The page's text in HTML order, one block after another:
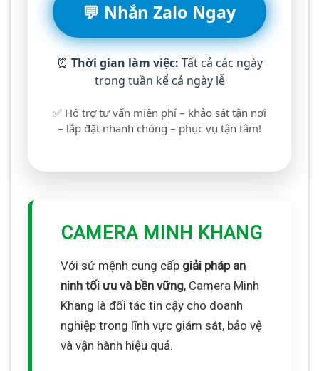
💬 Nhắn Zalo Ngay
⏰ Thời gian làm việc: Tất cả các ngày
trong tuần kể cả ngày lễ
✅ Hỗ trợ tư vấn miễn phí – khảo sát tận nơi
– lắp đặt nhanh chóng – phục vụ tận tâm!
CAMERA MINH KHANG
Với sứ mệnh cung cấp giải pháp an
ninh tối ưu và bền vững, Camera Minh
Khang là đối tác tin cậy cho doanh
nghiệp trong lĩnh vực giám sát, bảo vệ
và vận hành hiệu quả.